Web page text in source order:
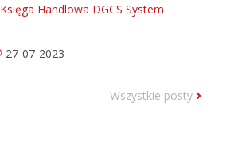
Księga Handlowa DGCS System
27-07-2023
Wszystkie posty